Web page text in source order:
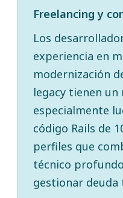
Freelancing y
Los
experiencia en
modernización
legacy tienen
especialmente
código Rails de
perfiles que
técnico
gestionar deuda